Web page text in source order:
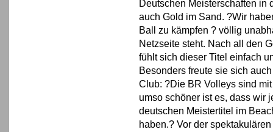
Deutschen Meisterschaften in
auch Gold im Sand. ?Wir
Ball zu kämpfen ? völlig
Netzseite steht. Nach all den
fühlt sich dieser Titel einfach
Besonders freute sie sich
Club: ?Die BR Volleys sind
umso schöner ist es, dass wir
deutschen Meistertitel im
haben.? Vor der